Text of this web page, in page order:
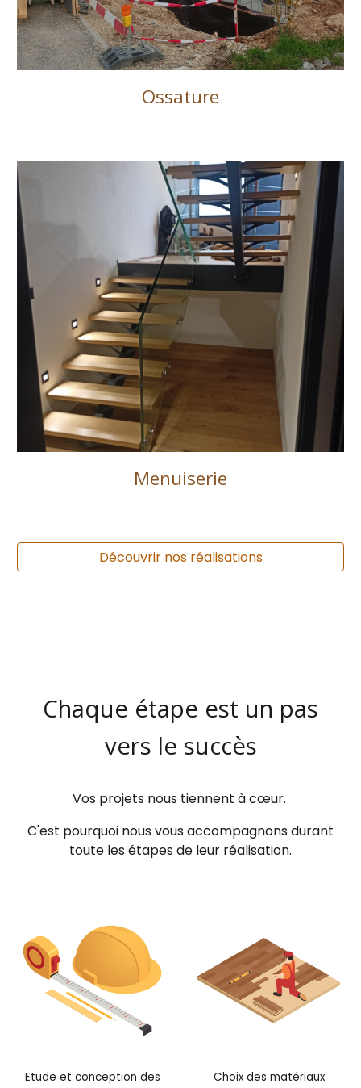
Ossature
Menuiserie
Découvrir nos réalisations
Chaque étape est un pas
vers le succès
Vos projets nous tiennent à cœur.
C'est pourquoi nous vous accompagnons durant
toute les étapes de leur réalisation.
Etude et conception des
Choix des matériaux